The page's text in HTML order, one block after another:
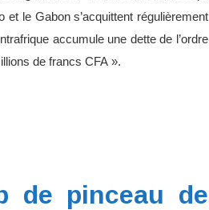
le Gabon s’acquittent régulièrement
accumule une dette de l’ordre
de francs CFA ».
de pinceau de